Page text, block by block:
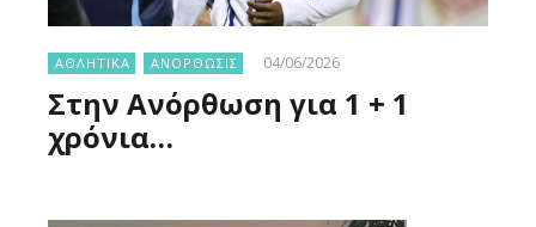
ΑΘΛΗΤΙΚΑ ΑΝΟΡΘΩΣΙΣ 04/06/2026
Στην Ανόρθωση για 1 + 1
χρόνια…